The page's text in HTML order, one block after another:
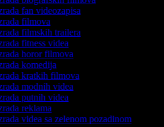
fan videozapisa
filmova
filmskih trailera
fitness videa
horor filmova
komedija
kratkih filmova
modnih videa
putnih videa
reklama
videa sa zelenom pozadinom